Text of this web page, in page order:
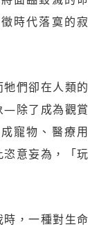
時代落寞的寂
們卻在人類的
—除了成為觀賞
寵物、醫療用
意妄為，「玩
，一種對生命